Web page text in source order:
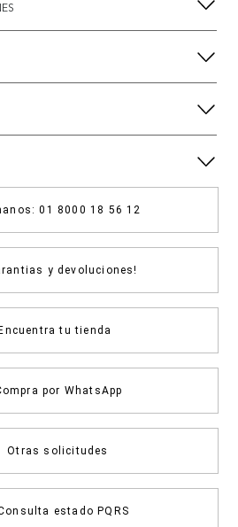
01 8000 18 56 12
y devoluciones!
Encuentra tu tienda
por WhatsApp
Otras solicitudes
estado PQRS